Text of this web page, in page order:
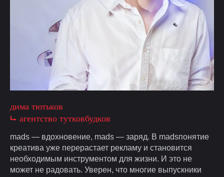
дима тютьков
⮡ агентство тутковбудков
mads — вдохновение, mads — заряд. В madsпонятие
креатива уже перерастает рекламу и становится
необходимым инструментом для жизни. И это не
может не радовать. Уверен, что многие выпускники